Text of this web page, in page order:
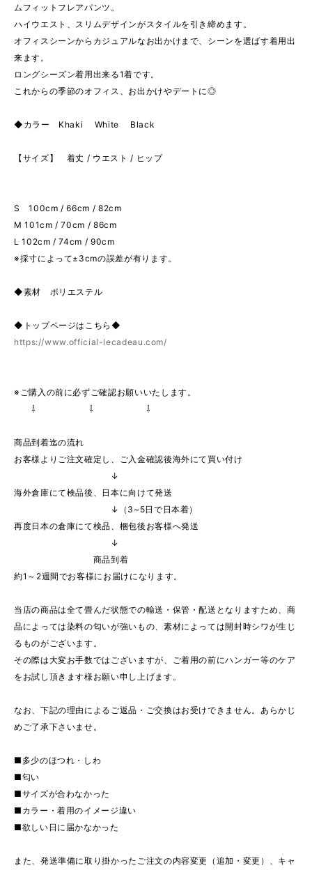
ムフィットフレアパンツ。
ハイウエスト、スリムデザインがスタイルを引き締めます。
オフィスシーンからカジュアルなお出かけまで、シーンを選ばす着用出
来ます。
ロングシーズン着用出来る1着です。
これからの季節のオフィス、お出かけやデートに◎
◆カラー Khaki White Black
【サイズ】 着丈 / ウエスト / ヒップ
S 100cm / 66cm / 82cm
M 101cm / 70cm / 86cm
L 102cm / 74cm / 90cm
※採寸によって±3cmの誤差が有ります。
◆素材 ポリエステル
◆トップページはこちら◆
https://www.official-lecadeau.com/
※ご購入の前に必ずご確認お願いいたします。
⇩ ⇩ ⇩
商品到着迄の流れ
お客様よりご注文確定し、ご入金確認後海外にて買い付け
↓
海外倉庫にて検品後、日本に向けて発送
↓（3~5日で日本着）
再度日本の倉庫にて検品、梱包後お客様へ発送
↓
商品到着
約1～2週間でお客様にお届けになります。
当店の商品は全て畳んだ状態での輸送・保管・配送となりますため、商
品によっては染料の匂いが強いもの、素材によっては開封時シワが生じ
るものがございます。
その際は大変お手数ではございますが、ご着用の前にハンガー等のケア
をお試し頂きます様お願い申し上げます。
なお、下記の理由によるご返品・ご交換はお受けできません。あらかじ
めご了承下さいませ。
■多少のほつれ・しわ
■匂い
■サイズが合わなかった
■カラー・着用のイメージ違い
■欲しい日に届かなかった
また、発送準備に取り掛かったご注文の内容変更（追加・変更）、キャ